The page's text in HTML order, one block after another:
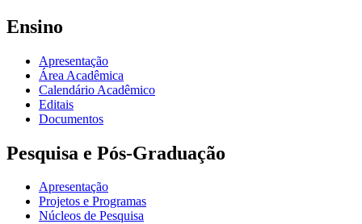
Ensino
Apresentação
Área Acadêmica
Calendário Acadêmico
Editais
Documentos
Pesquisa e Pós-Graduação
Apresentação
Projetos e Programas
Núcleos de Pesquisa